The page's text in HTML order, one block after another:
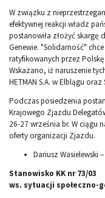
W związku z
efektywnej reakcji władz
postanowiła złożyć
Genewie. "Solidarność"
ratyfikowanych przez
Wskazano, iż naruszenie
HETMAN S.A. w Elblągu oraz
Podczas posiedzenia
Krajowego Zjazdu
26-27 września br. W ciągu
oferty organizacji Zjazdu.
Dariusz Wasielewski
Stanowisko KK nr 73/03
ws. sytuacji społeczno-